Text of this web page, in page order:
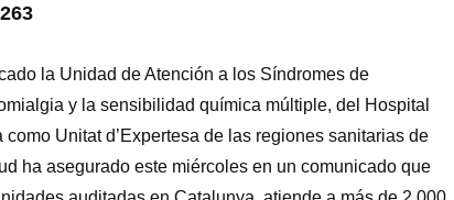
la Unidad de Atención a los Síndromes de
y la sensibilidad química múltiple, del Hospital
Unitat d’Expertesa de las regiones sanitarias de
ha asegurado este miércoles en un comunicado que